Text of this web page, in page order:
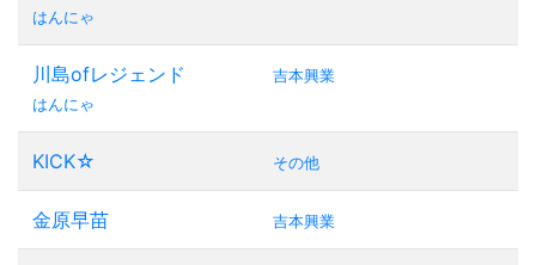
はんにゃ
川島ofレジェンド
はんにゃ
吉本興業
KICK☆ その他
金原早苗 吉本興業